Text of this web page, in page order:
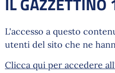
L'accesso a questo
utenti del sito che ne
Clicca qui per accedere